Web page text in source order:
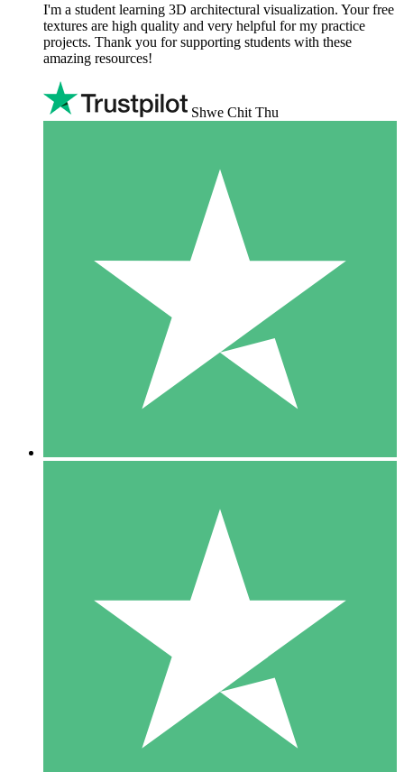
I'm a student learning 3D architectural visualization. Your free
textures are high quality and very helpful for my practice
projects. Thank you for supporting students with these
amazing resources!
Shwe Chit Thu